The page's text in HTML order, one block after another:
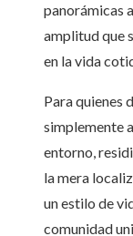
panorámicas
amplitud que
en la vida
Para quienes
simplemente
entorno,
la mera
un estilo de
comunidad